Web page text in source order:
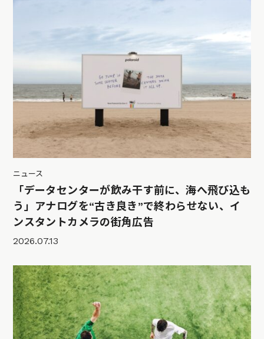
ニュース
「データセンターが飲み干す前に、海へ飛び込も
う」アナログを“古き良き”で終わらせない、イ
ンスタントカメラの街角広告
2026.07.13